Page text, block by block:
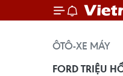
ÔTÔ-XE MÁY
FORD TRIỆU